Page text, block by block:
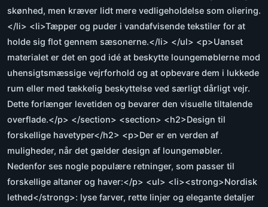
skønhed, men kræver lidt mere vedligeholdelse som oliering.
</li> <li>Tæpper og puder i vandafvisende tekstiler for at
holde sig flot gennem sæsonerne.</li> </ul> <p>Uanset
materialet er det en god idé at beskytte loungemøblerne mod
uhensigtsmæssige vejrforhold og at opbevare dem i lukkede
rum eller med tækkelig beskyttelse ved særligt dårligt vejr.
Dette forlænger levetiden og bevarer den visuelle tiltalende
overflade.</p> </section> <section> <h2>Design til
forskellige havetyper</h2> <p>Der er en verden af
muligheder, når det gælder design af loungemøbler.
Nedenfor ses nogle populære retninger, som passer til
forskellige altaner og haver:</p> <ul> <li><strong>Nordisk
lethed</strong>: lyse farver, rette linjer og elegante detaljer